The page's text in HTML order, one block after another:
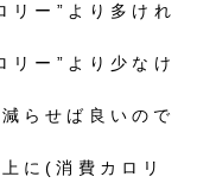
リー”より多けれ
リー”より少なけ
らせば良いので
に(消費カロリ